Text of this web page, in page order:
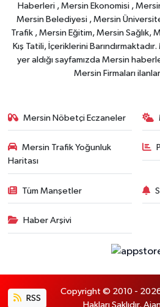
Haberleri , Mersin Ekonomisi ,
Mersin Belediyesi , Mersin
Trafik , Mersin Eğitim, Mersin Sağlık,
Kış Tatili, İçeriklerini
yer aldığı sayfamızda Mersin
Mersin Firmaları
Mersin Nöbetçi Eczaneler
Mersin Trafik Yoğunluk
Haritası
Tüm Manşetler
Haber Arşivi
RSS
Copyright © 2010 -
Hakları Saklıdır.